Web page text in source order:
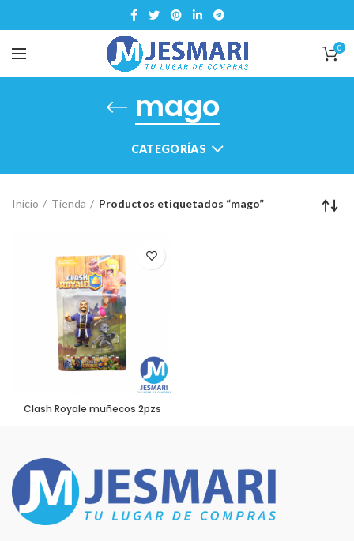
0
mago
CATEGORÍAS
Inicio Tienda Productos etiquetados “mago”
Clash Royale muñecos 2pzs